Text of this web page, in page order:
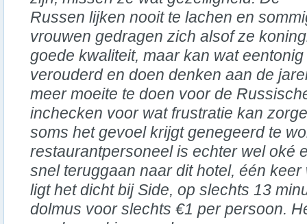
Russen lijken nooit te lachen en
vrouwen gedragen zich alsof ze
goede kwaliteit, maar kan wat
verouderd en doen denken aan de
meer moeite te doen voor de
inchecken voor wat frustratie kan
soms het gevoel krijgt genegeerd te
restaurantpersoneel is echter wel oké
snel teruggaan naar dit hotel, één
ligt het dicht bij Side, op slechts 13
dolmus voor slechts €1 per persoon.